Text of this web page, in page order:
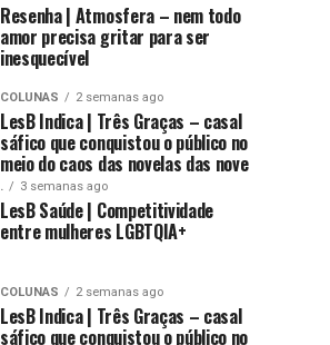
Resenha | Atmosfera – nem todo
amor precisa gritar para ser
inesquecível
COLUNAS 2 semanas ago
LesB Indica | Três Graças – casal
sáfico que conquistou o público no
meio do caos das novelas das nove
. 3 semanas ago
LesB Saúde | Competitividade
entre mulheres LGBTQIA+
COLUNAS 2 semanas ago
LesB Indica | Três Graças – casal
sáfico que conquistou o público no